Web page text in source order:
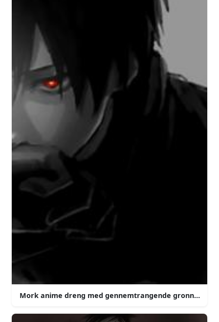
Mork anime dreng med gennemtrangende gronne oje